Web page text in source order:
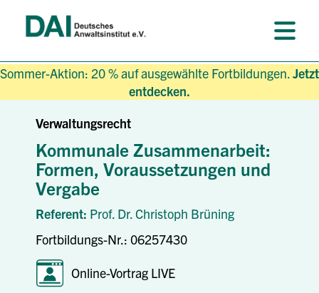
Sommer-Aktion: 20 % auf ausgewählte Fortbildungen.Jetzt
entdecken.
Verwaltungsrecht
Kommunale Zusammenarbeit:
Formen, Voraussetzungen und
Vergabe
Referent: Prof. Dr. Christoph Brüning
Fortbildungs-Nr.: 06257430
Online-Vortrag LIVE